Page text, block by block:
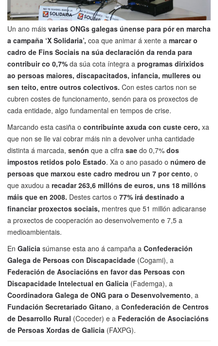
Un ano máis varias ONGs galegas únense para pór en marcha
a campaña ‘X Solidaria’, coa que animar á xente a marcar o
cadro de Fins Sociais na súa declaración da renda para
contribuir co 0,7% da súa cota íntegra a programas dirixidos
ao persoas maiores, discapacitados, infancia, mulleres ou
sen teito, entre outros colectivos. Con estes cartos non se
cubren costes de funcionamento, senón para os proxectos de
cada entidade, algo fundamental en tempos de crise.
Marcando esta casiña o contribuínte axuda con custe cero, xa
que non se lle vai cobrar máis nin a devolver unha cantidade
distinta á marcada, senón que a cifra sae do 0,7% dos
impostos retidos polo Estado. Xa o ano pasado o número de
persoas que marxou este cadro medrou un 7 por cento, o
que axudou a recadar 263,6 millóns de euros, uns 18 millóns
máis que en 2008. Destes cartos o 77% irá destinado a
financiar proxectos sociais, mentres que 51 millón adicaranse
a proxectos de cooperación ao desenvolvemento e 7,5 a
medioambientais.
En Galicia súmanse esta ano á campaña a Confederación
Galega de Persoas con Discapacidade (Cogami), a
Federación de Asociacións en favor das Persoas con
Discapacidade Intelectual en Galicia (Fademga), a
Coordinadora Galega de ONG para o Desenvolvemento, a
Fundación Secretariado Gitano, a Confederación de Centros
de Desarrollo Rural (Coceder) e a Federación de Asociacións
de Persoas Xordas de Galicia (FAXPG).